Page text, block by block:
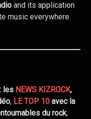
and its application
music everywhere
les NEWS KIZROCK,
, LE TOP 10avec la
du rock,